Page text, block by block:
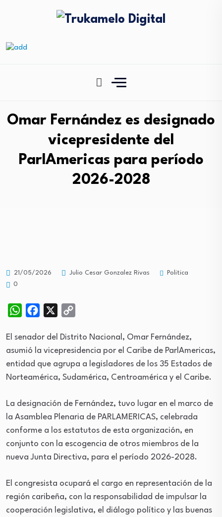
Omar Fernández es designado
vicepresidente del
ParlAmericas para período
2026-2028
21/05/2026 Julio Cesar Gonzalez Rivas
Politica
0
WhatsAppFacebook
El senador del Distrito Nacional, Omar Fernández,
asumió la vicepresidencia por el Caribe de ParlAmericas,
entidad que agrupa a legisladores de los 35 Estados de
Norteamérica, Sudamérica, Centroamérica y el Caribe.
La designación de Fernández, tuvo lugar en el marco de
la Asamblea Plenaria de PARLAMERICAS, celebrada
conforme a los estatutos de esta organización, en
conjunto con la escogencia de otros miembros de la
nueva Junta Directiva, para el período 2026-2028.
El congresista ocupará el cargo en representación de la
región caribeña, con la responsabilidad de impulsar la
cooperación legislativa, el diálogo político y las buenas